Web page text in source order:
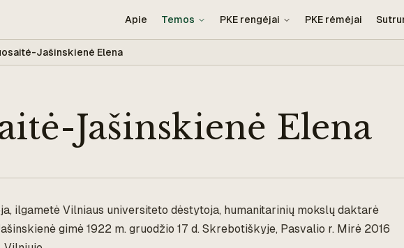
Apie Temos PKE rengėjai PKE rėmėjai
Jašinskienė Elena
Jašinskienė Elena
ilgametė Vilniaus universiteto dėstytoja, humanitarinių mokslų daktarė
gimė 1922 m. gruodžio 17 d. Skrebotiškyje, Pasvalio r. Mirė 2016